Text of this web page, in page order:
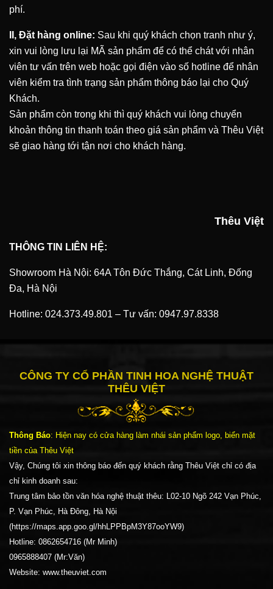
phí.
II, Đặt hàng online: Sau khi quý khách chọn tranh như ý,
xin vui lòng lưu lại MÃ sản phẩm để có thể chát với nhân
viên tư vấn trên web hoặc gọi điện vào số hotline để nhân
viên kiểm tra tình trạng sản phẩm thông báo lại cho Quý
Khách.
Sản phẩm còn trong khi thì quý khách vui lòng chuyển
khoản thông tin thanh toán theo giá sản phẩm và Thêu Việt
sẽ giao hàng tới tận nơi cho khách hàng.
Thêu Việt
THÔNG TIN LIÊN HỆ:
Showroom Hà Nội: 64A Tôn Đức Thắng, Cát Linh, Đống
Đa, Hà Nội
Hotline: 024.373.49.801 – Tư vấn: 0947.97.8338
CÔNG TY CỔ PHẦN TINH HOA NGHỆ THUẬT
THÊU VIỆT
Thông Báo: Hiện nay có cửa hàng làm nhái sản phẩm logo, biển mặt
tiền của Thêu Việt
Vậy, Chúng tôi xin thông báo đến quý khách rằng Thêu Việt chỉ có địa
chỉ kinh doanh sau:
Trung tâm bảo tồn văn hóa nghệ thuật thêu: L02-10 Ngõ 242 Vạn Phúc,
P. Vạn Phúc, Hà Đông, Hà Nội
(https://maps.app.goo.gl/hhLPPBpM3Y87ooYW9)
Hotline: 0862654716 (Mr Minh)
0965888407 (Mr:Văn)
Website: www.theuviet.com